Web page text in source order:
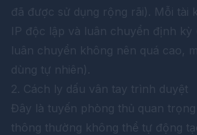
đã được sử dụng rộng rãi). Mỗi tài
IP độc lập và luân chuyển định kỳ
luân chuyển không nên quá cao,
dùng tự nhiên).
2. Cách ly dấu vân tay trình duyệt
Đây là tuyến phòng thủ quan
thông thường không thể tự động